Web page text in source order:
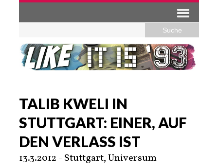
TALIB KWELI IN
STUTTGART: EINER, AUF
DEN VERLASS IST
13.3.2012 - Stuttgart, Universum